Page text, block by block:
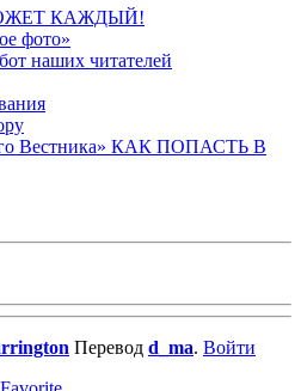
КАЖДЫЙ!
фото»
наших читателей
Вестника» КАК ПОПАСТЬ В
Перевод d_ma. Войти